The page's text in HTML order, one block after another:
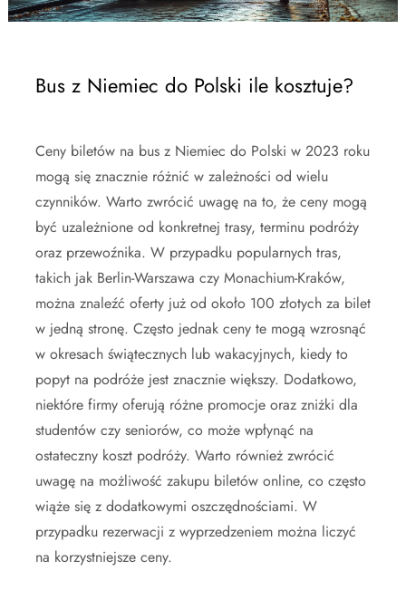
Bus z Niemiec do Polski ile kosztuje?
Ceny biletów na bus z Niemiec do Polski w 2023 roku
mogą się znacznie różnić w zależności od wielu
czynników. Warto zwrócić uwagę na to, że ceny mogą
być uzależnione od konkretnej trasy, terminu podróży
oraz przewoźnika. W przypadku popularnych tras,
takich jak Berlin-Warszawa czy Monachium-Kraków,
można znaleźć oferty już od około 100 złotych za bilet
w jedną stronę. Często jednak ceny te mogą wzrosnąć
w okresach świątecznych lub wakacyjnych, kiedy to
popyt na podróże jest znacznie większy. Dodatkowo,
niektóre firmy oferują różne promocje oraz zniżki dla
studentów czy seniorów, co może wpłynąć na
ostateczny koszt podróży. Warto również zwrócić
uwagę na możliwość zakupu biletów online, co często
wiąże się z dodatkowymi oszczędnościami. W
przypadku rezerwacji z wyprzedzeniem można liczyć
na korzystniejsze ceny.